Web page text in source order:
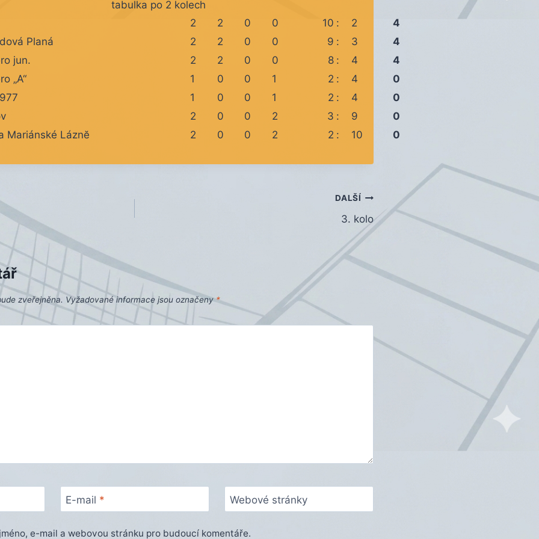
tabulka po 2 kolech
2 2 0 0 10 : 2
4
Planá 2 2 0 0 9 : 3
4
jun. 2 2 0 0 8 : 4
4
„A“ 1 0 0 1 2 : 4
0
1 0 0 1 2 : 4
0
2 0 0 2 3 : 9
0
Mariánské Láznĕ 2 0 0 2 2 : 10 0
DALŠÍ
3. kolo
zveřejněna. Vyžadované informace jsou označeny*
E-mail * Webové stránky
e-mail a webovou stránku pro budoucí komentáře.